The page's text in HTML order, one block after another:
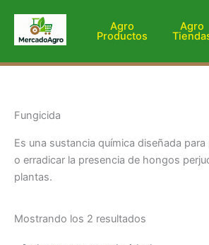
contenido
Agro
Productos
Agro
Fungicida
Es una sustancia química diseñada
o erradicar la presencia de hongos
plantas.
Mostrando los 2 resultados
popularidad